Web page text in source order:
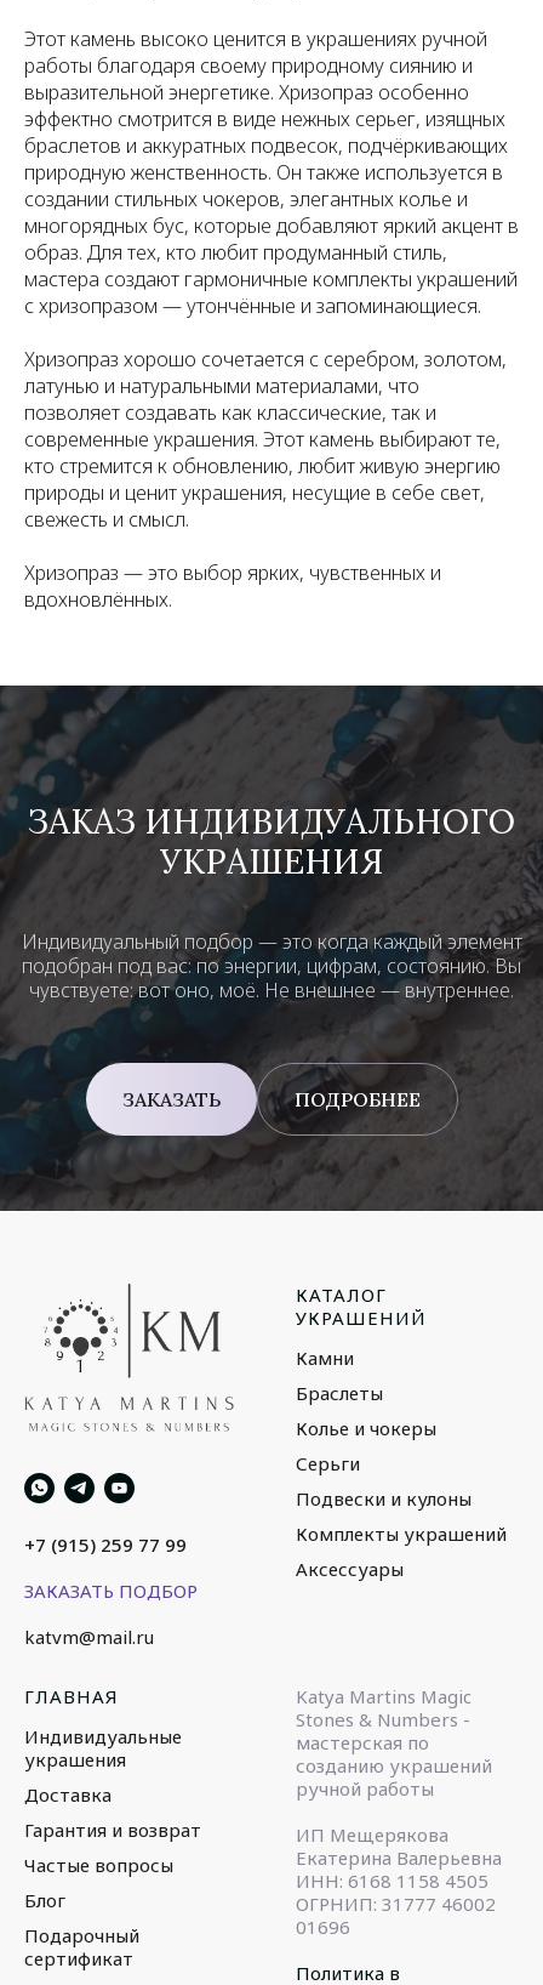
Этот камень высоко ценится в украшениях ручной
работы благодаря своему природному сиянию и
выразительной энергетике. Хризопраз особенно
эффектно смотрится в виде нежных серьег, изящных
браслетов и аккуратных подвесок, подчёркивающих
природную женственность. Он также используется в
создании стильных чокеров, элегантных колье и
многорядных бус, которые добавляют яркий акцент в
образ. Для тех, кто любит продуманный стиль,
мастера создают гармоничные комплекты украшений
с хризопразом — утончённые и запоминающиеся.
Хризопраз хорошо сочетается с серебром, золотом,
латунью и натуральными материалами, что
позволяет создавать как классические, так и
современные украшения. Этот камень выбирают те,
кто стремится к обновлению, любит живую энергию
природы и ценит украшения, несущие в себе свет,
свежесть и смысл.
Хризопраз — это выбор ярких, чувственных и
вдохновлённых.
ЗАКАЗ ИНДИВИДУАЛЬНОГО
УКРАШЕНИЯ
Индивидуальный подбор — это когда каждый элемент
подобран под вас: по энергии, цифрам, состоянию. Вы
чувствуете: вот оно, моё. Не внешнее — внутреннее.
ЗАКАЗАТЬ ПОДРОБНЕЕ
+7 (915) 259 77 99
ЗАКАЗАТЬ ПОДБОР
katvm@mail.ru
КАТАЛОГ
УКРАШЕНИЙ
Камни
Браслеты
Колье и чокеры
Серьги
Подвески и кулоны
Комплекты украшений
Аксессуары
ГЛАВНАЯ
Индивидуальные
украшения
Доставка
Гарантия и возврат
Частые вопросы
Блог
Подарочный
сертификат
Katya Martins Magic
Stones & Numbers -
мастерская по
созданию украшений
ручной работы
ИП Мещерякова
Екатерина Валерьевна
ИНН: 6168 1158 4505
ОГРНИП: 31777 46002
01696
Политика в